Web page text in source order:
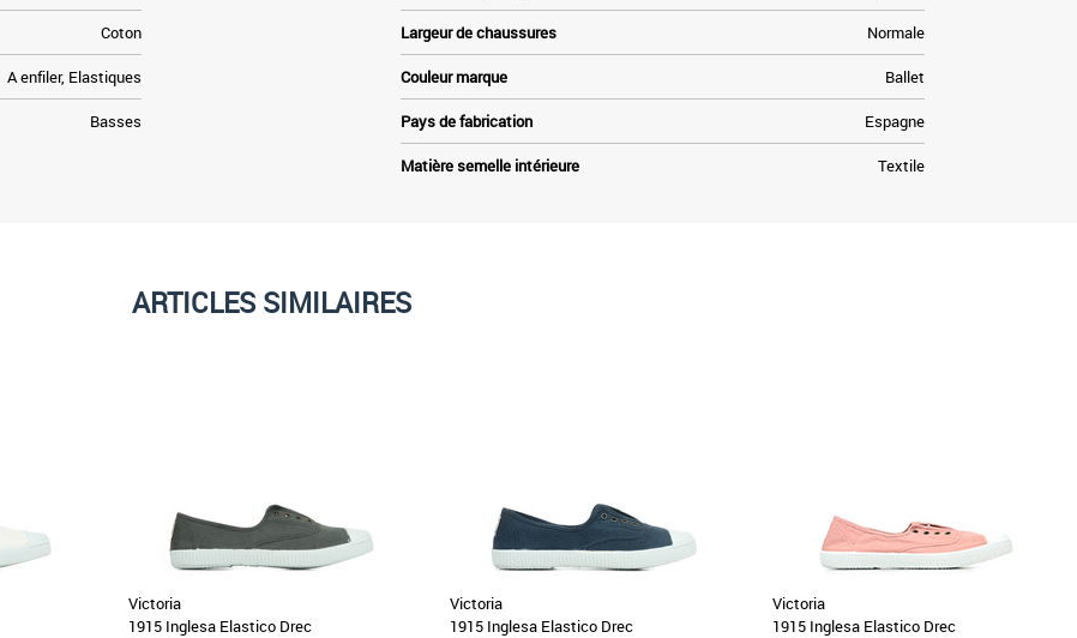
Coton
A enfiler, Elastiques
Basses
Largeur de chaussures Normale
Couleur marque Ballet
Pays de fabrication Espagne
Matière semelle intérieure Textile
ARTICLES SIMILAIRES
Victoria
1915 Inglesa Elastico Drec
Victoria
1915 Inglesa Elastico Drec
Victoria
1915 Inglesa Elastico Drec